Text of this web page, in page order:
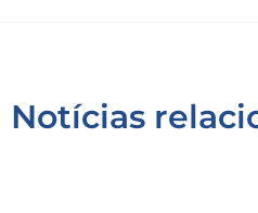
Notícias